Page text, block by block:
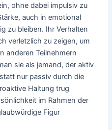
ohne dabei impulsiv zu
auch in emotional
zu bleiben. Ihr Verhalten
verletzlich zu zeigen, um
anderen Teilnehmern
sie als jemand, der aktiv
nur passiv durch die
Haltung trug
im Rahmen der
Figur